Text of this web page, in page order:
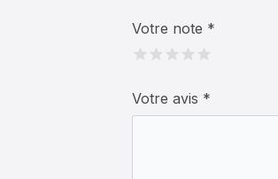
Votre note *
Votre avis *